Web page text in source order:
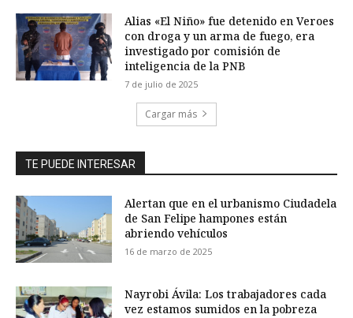
Alias «El Niño» fue detenido en Veroes
con droga y un arma de fuego, era
investigado por comisión de
inteligencia de la PNB
7 de julio de 2025
Cargar más
TE PUEDE INTERESAR
Alertan que en el urbanismo Ciudadela
de San Felipe hampones están
abriendo vehículos
16 de marzo de 2025
Nayrobi Ávila: Los trabajadores cada
vez estamos sumidos en la pobreza